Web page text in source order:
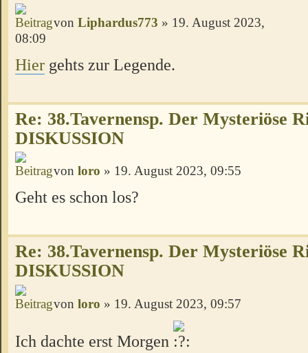
von Liphardus773 » 19. August 2023,
08:09
Hier gehts zur Legende.
Re: 38.Tavernensp. Der Mysteriöse
DISKUSSION
von loro » 19. August 2023, 09:55
Geht es schon los?
Re: 38.Tavernensp. Der Mysteriöse
DISKUSSION
von loro » 19. August 2023, 09:57
Ich dachte erst Morgen